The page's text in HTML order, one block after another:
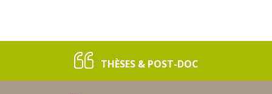
THÈSES & POST-DOC